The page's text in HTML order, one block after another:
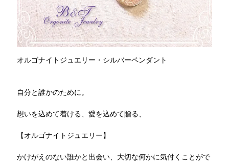
オルゴナイトジュエリー・シルバーペンダント
自分と誰かのために。
想いを込めて着ける、愛を込めて贈る、
【オルゴナイトジュエリー】
かけがえのない誰かと出会い、大切な何かに気付くことがで